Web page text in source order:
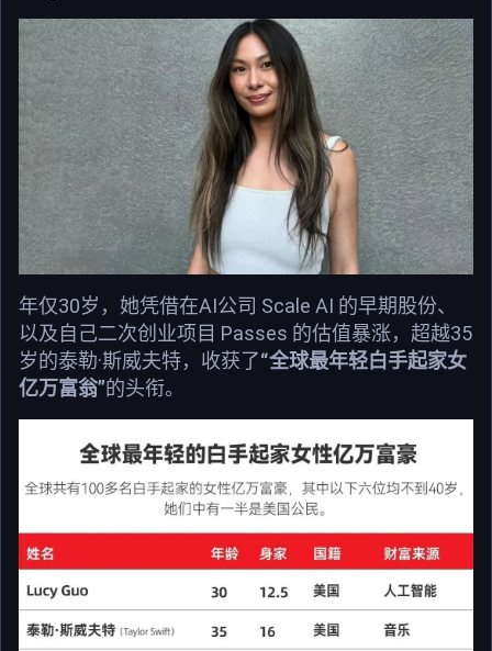
年仅30岁，她凭借在AI公司 Scale AI 的早期股份、
以及自己二次创业项目 Passes 的估值暴涨，超越35
岁的泰勒·斯威夫特，收获了“全球最年轻白手起家女
亿万富翁”的头衔。